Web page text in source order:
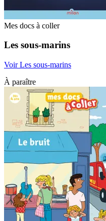
Mes docs à coller
Les sous-marins
Voir Les sous-marins
À paraître